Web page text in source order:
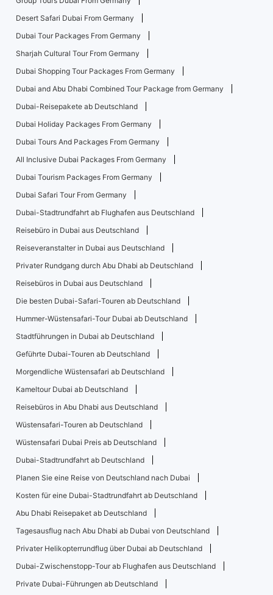
Desert Safari Dubai From Germany
Dubai Tour Packages From Germany
Sharjah Cultural Tour From Germany
Dubai Shopping Tour Packages From Germany
Dubai and Abu Dhabi Combined Tour Package from Germany
Dubai-Reisepakete ab Deutschland
Dubai Holiday Packages From Germany
Dubai Tours And Packages From Germany
All Inclusive Dubai Packages From Germany
Dubai Tourism Packages From Germany
Dubai Safari Tour From Germany
Dubai-Stadtrundfahrt ab Flughafen aus Deutschland
Reisebüro in Dubai aus Deutschland
Reiseveranstalter in Dubai aus Deutschland
Privater Rundgang durch Abu Dhabi ab Deutschland
Reisebüros in Dubai aus Deutschland
Die besten Dubai-Safari-Touren ab Deutschland
Hummer-Wüstensafari-Tour Dubai ab Deutschland
Stadtführungen in Dubai ab Deutschland
Geführte Dubai-Touren ab Deutschland
Morgendliche Wüstensafari ab Deutschland
Kameltour Dubai ab Deutschland
Reisebüros in Abu Dhabi aus Deutschland
Wüstensafari-Touren ab Deutschland
Wüstensafari Dubai Preis ab Deutschland
Dubai-Stadtrundfahrt ab Deutschland
Planen Sie eine Reise von Deutschland nach Dubai
Kosten für eine Dubai-Stadtrundfahrt ab Deutschland
Abu Dhabi Reisepaket ab Deutschland
Tagesausflug nach Abu Dhabi ab Dubai von Deutschland
Privater Helikopterrundflug über Dubai ab Deutschland
Dubai-Zwischenstopp-Tour ab Flughafen aus Deutschland
Private Dubai-Führungen ab Deutschland